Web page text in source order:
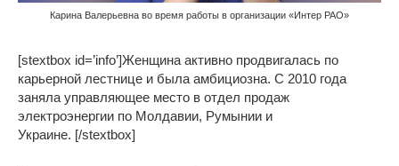
Карина Валерьевна во время работы в организации «Интер РАО»
[stextbox id=’info’]Женщина активно продвигалась по
карьерной лестнице и была амбициозна. С 2010 года
заняла управляющее место в отдел продаж
электроэнергии по Молдавии, Румынии и
Украине. [/stextbox]